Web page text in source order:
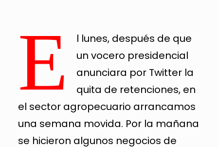
E
l lunes, después de que
un vocero presidencial
anunciara por Twitter la
quita de retenciones, en
el sector agropecuario arrancamos
una semana movida. Por la mañana
se hicieron algunos negocios de